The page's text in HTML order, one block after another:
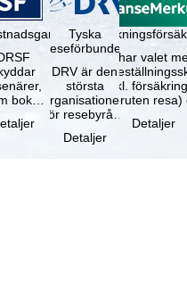
bokat
Tyska
reseförbundet
DRV är den
största
organisationen
för resebyråer
researrangörer
Detaljer
Du har valet
(inkl.
avbruten resa)
Detaljer